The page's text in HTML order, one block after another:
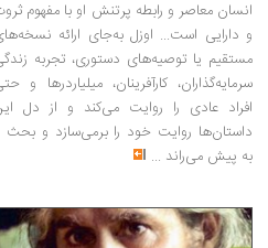
انسان معاصر و رابطه پرتنش او با مفهوم
و دارایی است... اوزل به‌جای ارائه
مستقیم یا توصیه‌های دستوری، تجربه
سرمایه‌گذاران، کارآفرینان، میلیاردرها و
افراد عادی را روایت می‌کند و از دل
داستان‌ها روایت خود را برمی‌سازد و بحث
به پیش می‌راند ...